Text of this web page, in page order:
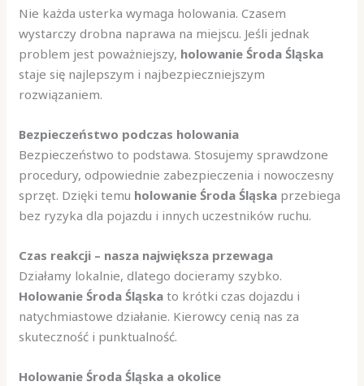
Nie każda usterka wymaga holowania. Czasem
wystarczy drobna naprawa na miejscu. Jeśli jednak
problem jest poważniejszy, holowanie Środa Śląska
staje się najlepszym i najbezpieczniejszym
rozwiązaniem.
Bezpieczeństwo podczas holowania
Bezpieczeństwo to podstawa. Stosujemy sprawdzone
procedury, odpowiednie zabezpieczenia i nowoczesny
sprzęt. Dzięki temu holowanie Środa Śląska przebiega
bez ryzyka dla pojazdu i innych uczestników ruchu.
Czas reakcji – nasza największa przewaga
Działamy lokalnie, dlatego docieramy szybko.
Holowanie Środa Śląska to krótki czas dojazdu i
natychmiastowe działanie. Kierowcy cenią nas za
skuteczność i punktualność.
Holowanie Środa Śląska a okolice